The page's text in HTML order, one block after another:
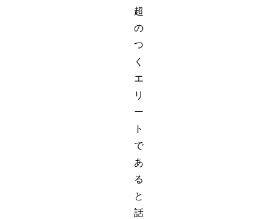
超
の
つ
く
エ
リ
ー
ト
で
あ
る
と
話